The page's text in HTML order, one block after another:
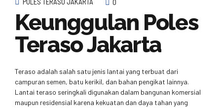
0
Keunggulan Poles
Teraso Jakarta
Teraso adalah salah satu jenis lantai yang terbuat dari
campuran semen, batu kerikil, dan bahan pengikat lainnya.
Lantai teraso seringkali digunakan dalam bangunan komersial
maupun residensial karena kekuatan dan daya tahan yang